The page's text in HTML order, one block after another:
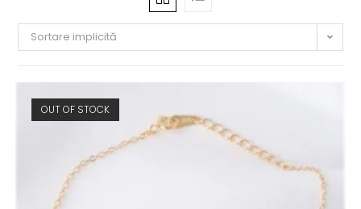
Sortare implicită
OUT OF STOCK